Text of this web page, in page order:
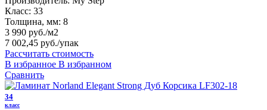
Класс: 33
Толщина, мм: 8
3 990 руб./м2
7 002,45 руб./упак
Рассчитать стоимость
В избранное В избранном
Сравнить
34
класс